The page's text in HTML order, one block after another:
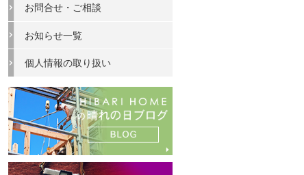
お問合せ・ご相談
お知らせ一覧
個人情報の取り扱い